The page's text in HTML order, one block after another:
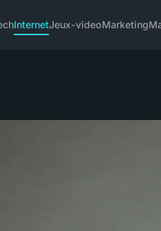
InternetJeux-videoMarketing